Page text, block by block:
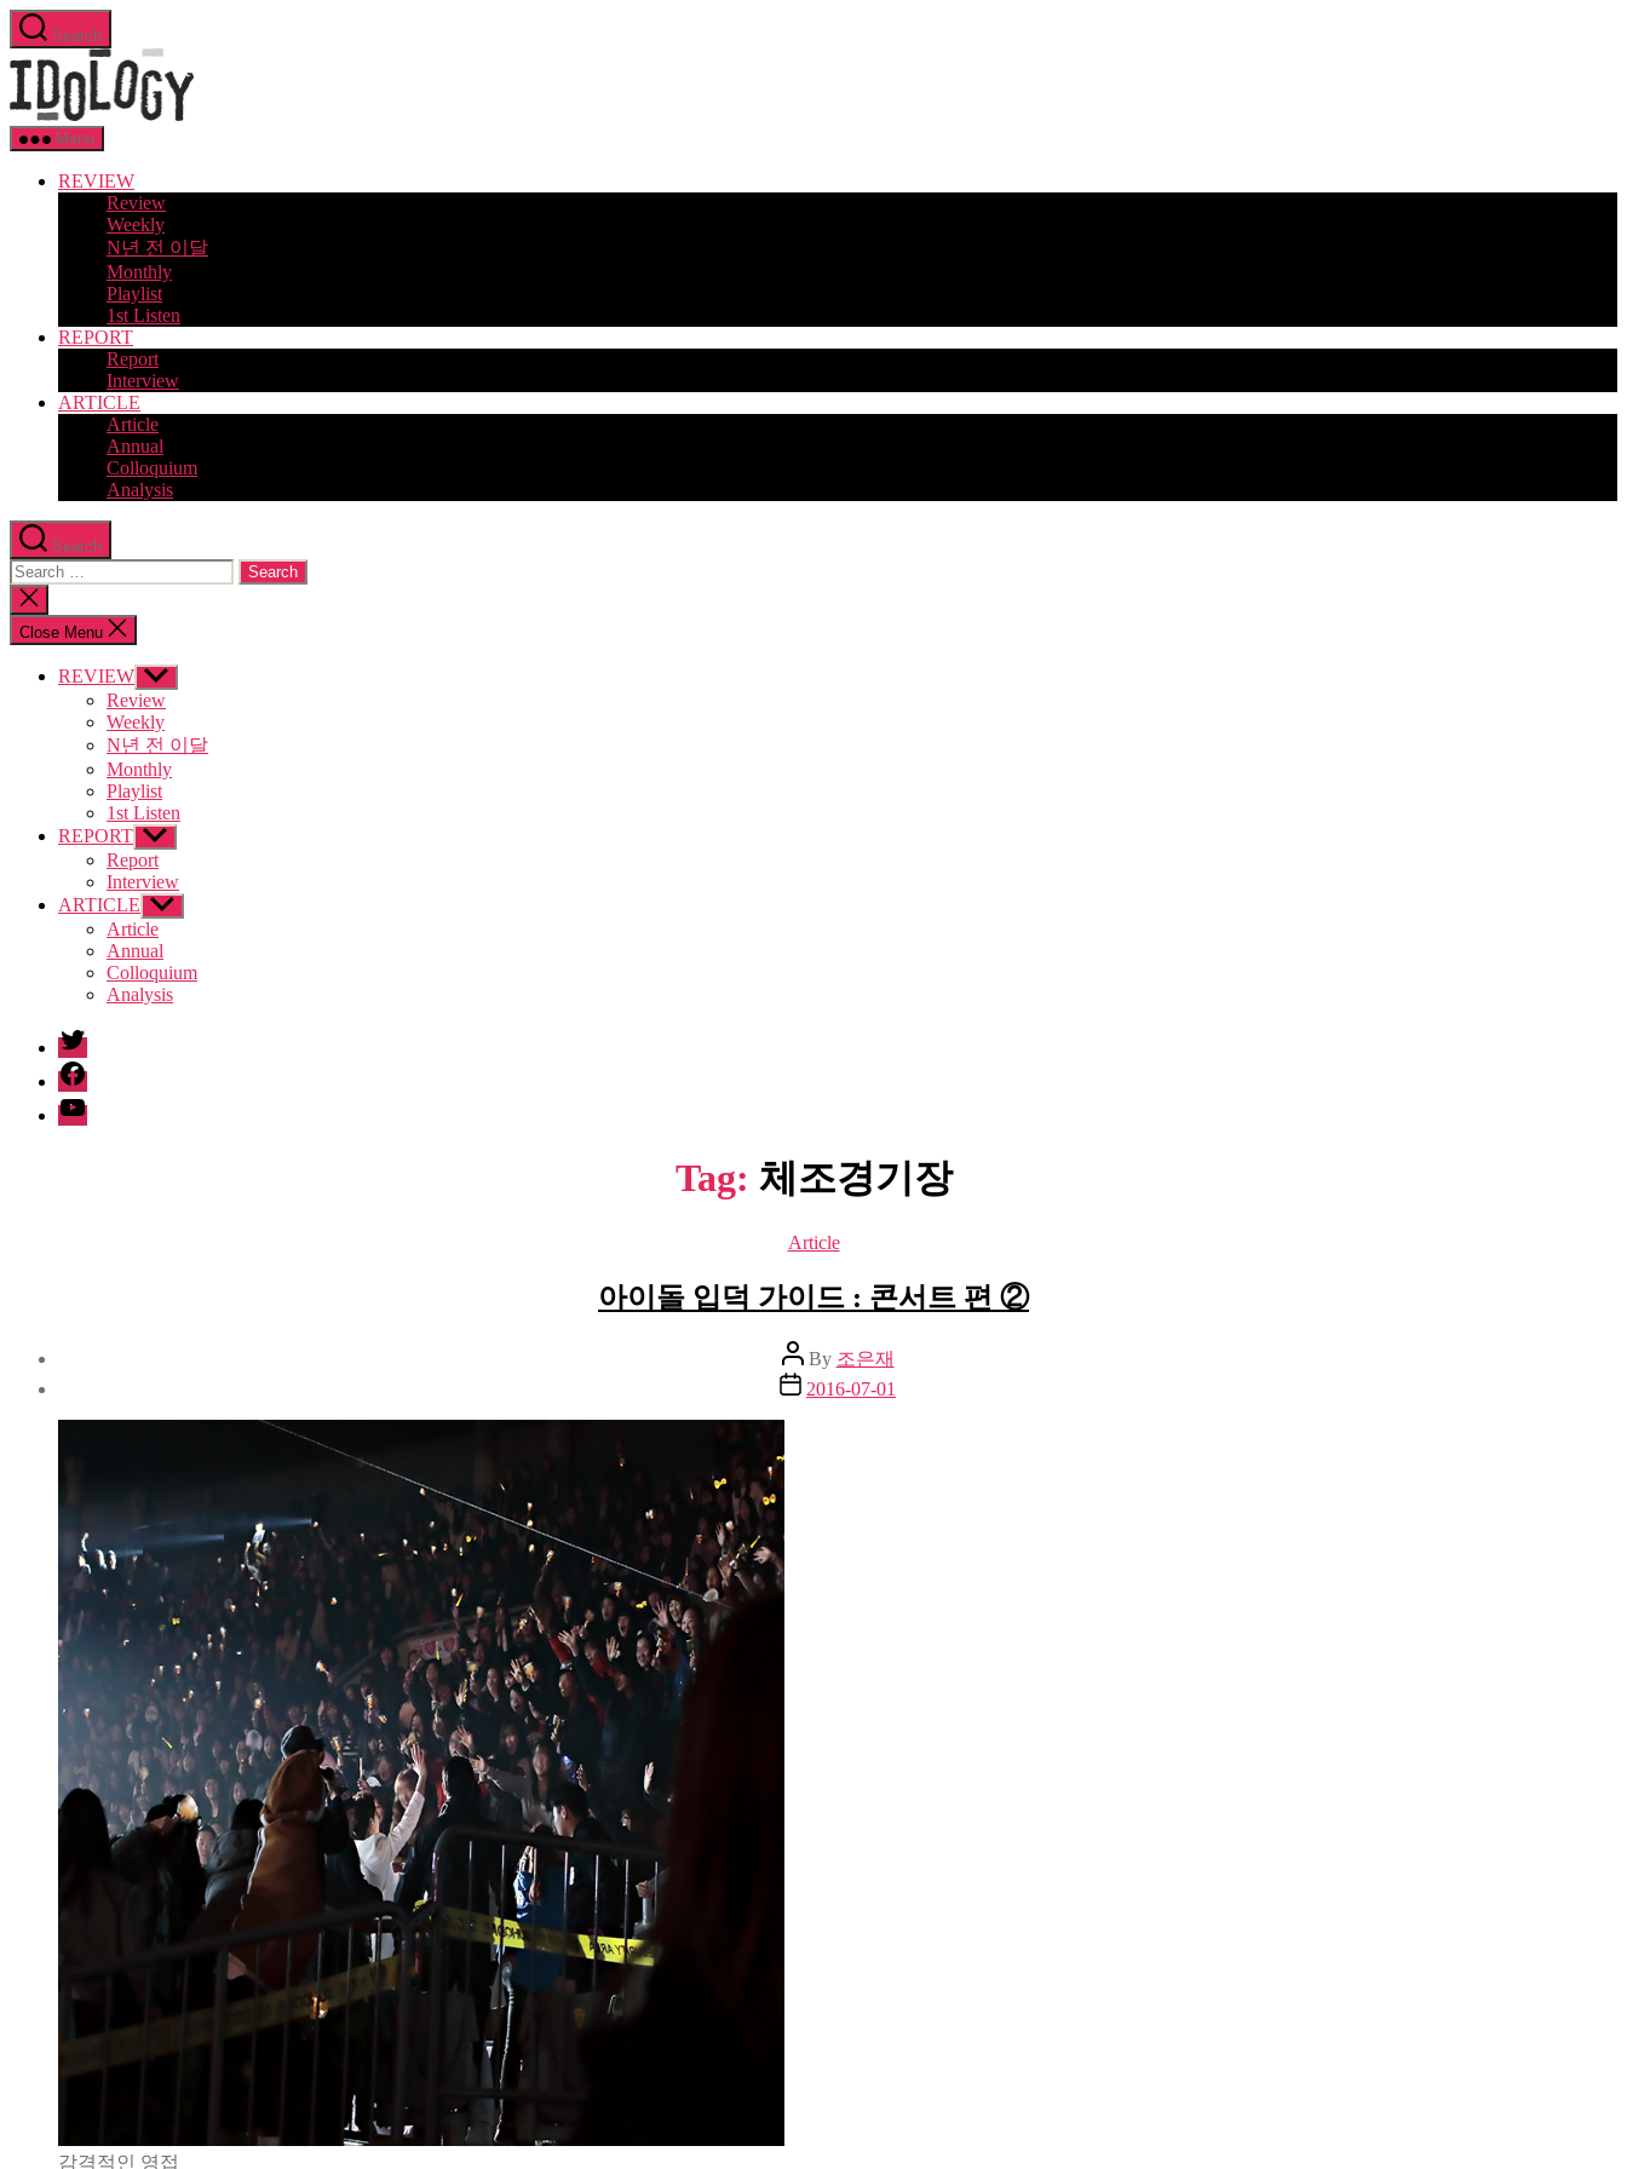
Skip
to
the
content
Search
Menu
REVIEW
Review
Weekly
N년 전 이달
Monthly
Playlist
1st Listen
REPORT
Report
Interview
ARTICLE
Article
Annual
Colloquium
Analysis
Search
Search
for:
Close
search
Close Menu
REVIEW Show
sub
menu
Review
Weekly
N년 전 이달
Monthly
Playlist
1st Listen
REPORT Show
sub
menu
Report
Interview
ARTICLE Show
sub
menu
Article
Annual
Colloquium
Analysis
twitter
facebook
Youtube
Tag: 체조경기장
Categories
Article
아이돌 입덕 가이드 : 콘서트 편 ②
Post
author
By 조은재
Post
date
2016-07-01
감격적인 영접